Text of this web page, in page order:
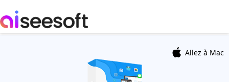
Allez à Mac